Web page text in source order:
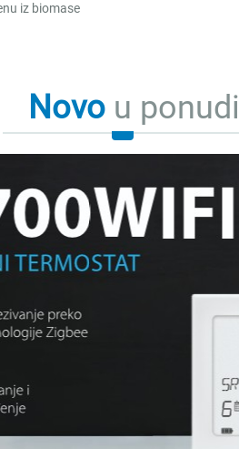
iz biomase
Novou ponudi